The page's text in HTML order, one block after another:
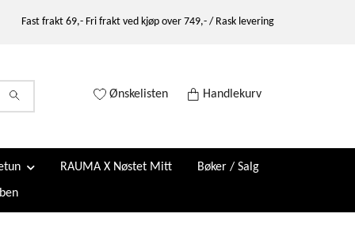
Fast frakt 69,- Fri frakt ved kjøp over 749,- / Rask levering
Ønskelisten Handlekurv
RAUMA X Nøstet Mitt Bøker / Salg